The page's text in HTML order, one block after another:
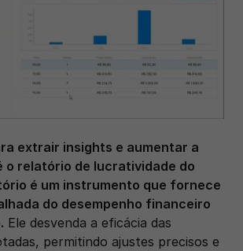
extrair insights e aumentar a
o relatório de lucratividade do
é um instrumento que fornece
do desempenho financeiro
Ele desvenda a eficácia das
permitindo ajustes precisos e